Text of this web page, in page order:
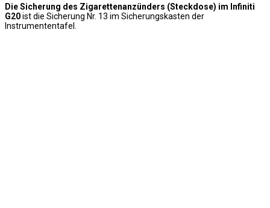
Die Sicherung des Zigarettenanzünders (Steckdose) im Infiniti
G20ist die Sicherung Nr. 13 im Sicherungskasten der
Instrumententafel.